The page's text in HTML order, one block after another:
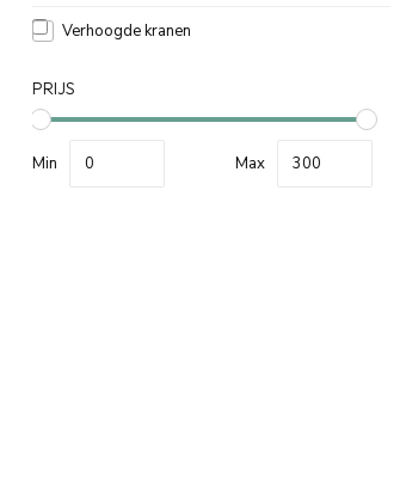
Verhoogde kranen
PRIJS
Min Max